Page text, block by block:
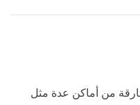
من أماكن عدة مثل